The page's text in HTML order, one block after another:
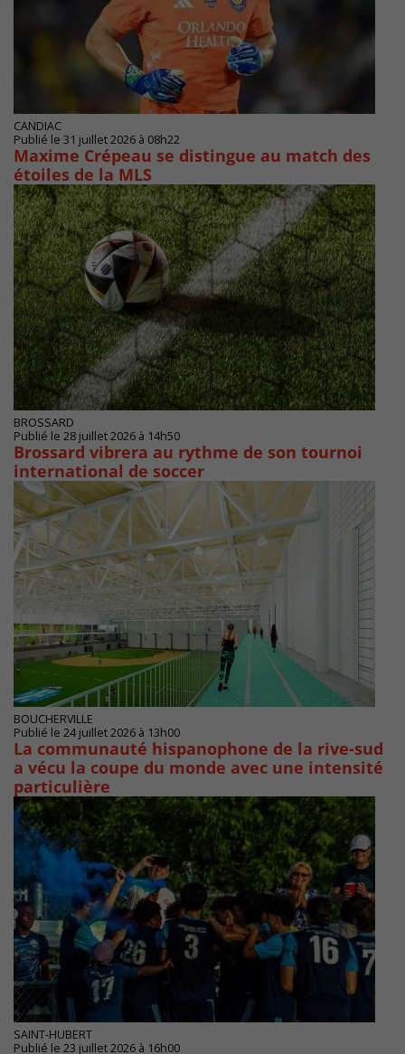
CANDIAC
Publié le 31 juillet 2026 à 08h22
Maxime Crépeau se distingue au match des
étoiles de la MLS
BROSSARD
Publié le 28 juillet 2026 à 14h50
Brossard vibrera au rythme de son tournoi
international de soccer
BOUCHERVILLE
Publié le 24 juillet 2026 à 13h00
La communauté hispanophone de la rive-sud
a vécu la coupe du monde avec une intensité
particulière
SAINT-HUBERT
Publié le 23 juillet 2026 à 16h00